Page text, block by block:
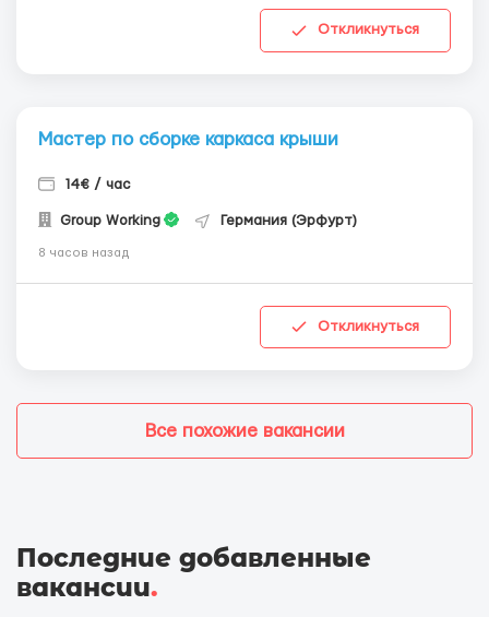
Откликнуться
Мастер по сборке каркаса крыши
14€ / час
Group Working Германия (Эрфурт)
8 часов назад
Откликнуться
Все похожие вакансии
Последние добавленные
вакансии.